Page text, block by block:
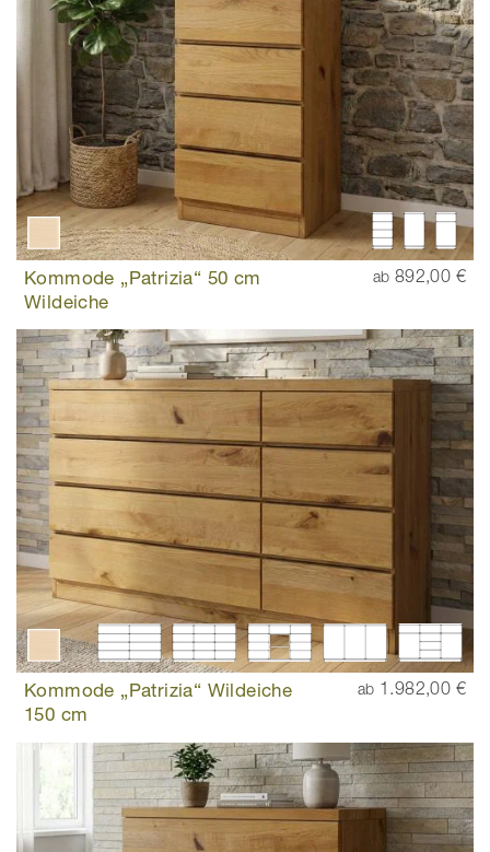
Kommode „Patrizia“ 50 cm
Wildeiche
ab 892,00 €
Kommode „Patrizia“ Wildeiche
150 cm
ab 1.982,00 €